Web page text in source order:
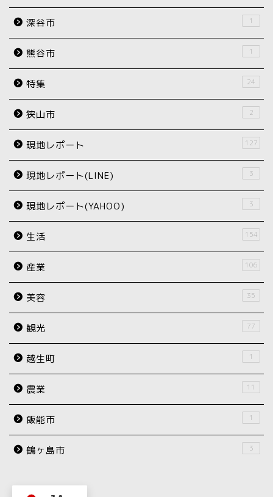
深谷市 1
熊谷市 1
特集 24
狭山市 2
現地レポート 127
現地レポート(LINE) 3
現地レポート(YAHOO) 3
生活 154
産業 106
美容 35
観光 77
越生町 1
農業 11
飯能市 1
鶴ヶ島市 3